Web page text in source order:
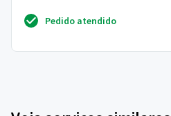
Pedido atendido